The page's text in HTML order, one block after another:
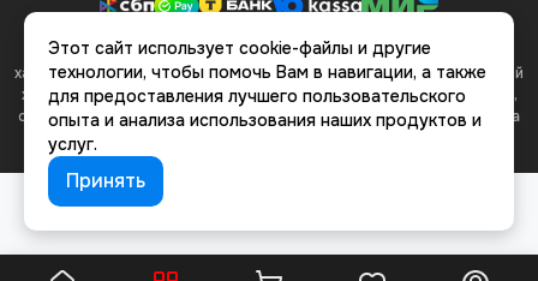
Вся представленная на сайте информация, касающаяся
характеристик, стоимости товаров и услуг, носит информационный
характер и ни при каких условиях не является публичной офертой,
определяемой положениями Статьи 437(2) Гражданского кодекса
Этот сайт использует cookie-файлы и другие
технологии, чтобы помочь Вам в навигации, а также
для предоставления лучшего пользовательского
опыта и анализа использования наших продуктов и
услуг.
Принять